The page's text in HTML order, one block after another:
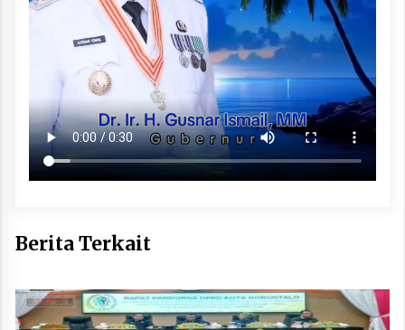
Berita Terkait